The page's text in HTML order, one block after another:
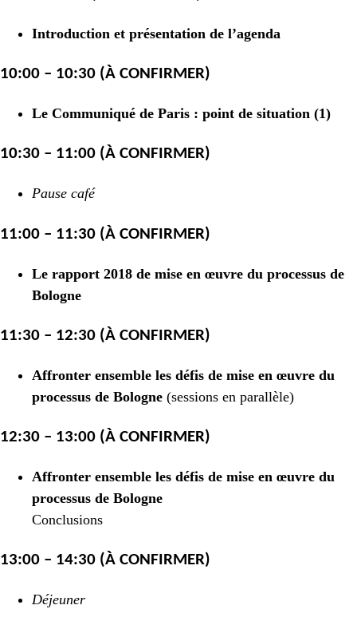
Introduction et présentation de l’agenda
10:00 – 10:30 (À CONFIRMER)
Le Communiqué de Paris : point de situation (1)
10:30 – 11:00 (À CONFIRMER)
Pause café
11:00 – 11:30 (À CONFIRMER)
Le rapport 2018 de mise en œuvre du processus de
Bologne
11:30 – 12:30 (À CONFIRMER)
Affronter ensemble les défis de mise en œuvre du
processus de Bologne (sessions en parallèle)
12:30 – 13:00 (À CONFIRMER)
Affronter ensemble les défis de mise en œuvre du
processus de Bologne
Conclusions
13:00 – 14:30 (À CONFIRMER)
Déjeuner